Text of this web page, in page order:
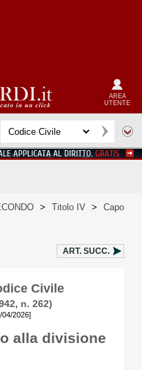
AREA
UTENTE
> Titolo IV >
Capo
ART. SUCC.
Civile
n. 262)
04/2026]
alla divisione